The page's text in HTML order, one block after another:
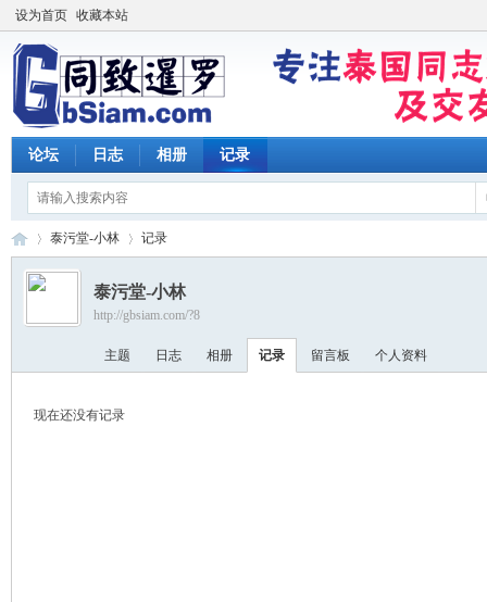
设为首页 收藏本站
论坛 日志 相册 记录
›
泰污堂-小林 记录
泰污堂-小林
http://gbsiam.com/?8
主题 日志 相册 记录 留言板 个人资料
现在还没有记录